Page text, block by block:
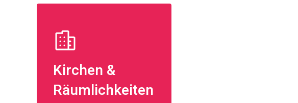
Kirchen &
Räumlichkeiten